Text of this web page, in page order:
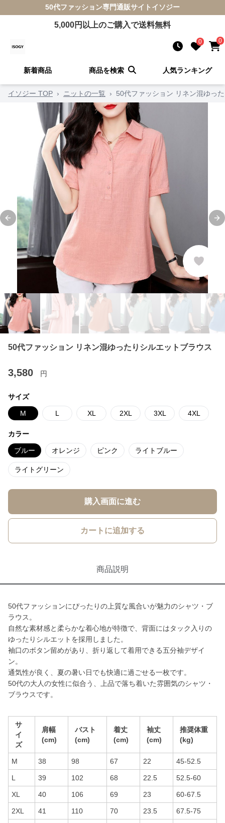
50代ファッション専門通販サイト イソジー
5,000円以上のご購入で送料無料
0 0
新着商品 商品を検索 人気ランキング
イソジー TOP › ニットの一覧 › 50代ファッション リネン混ゆっ
Previous slide
50代ファッション リネン混ゆったりシルエットブラウス
3,580 円
サイズ
M L XL 2XL 3XL 4XL
カラー
ブルー オレンジ ピンク ライトブルー
ライトグリーン
購入画面に進む
カートに追加する
商品説明
50代ファッションにぴったりの上質な風合いが魅力のシャツ・ブ
ラウス。
自然な素材感と柔らかな着心地が特徴で、背面にはタック入りの
ゆったりシルエットを採用しました。
袖口のボタン留めがあり、折り返して着用できる五分袖デザイ
ン。
通気性が良く、夏の暑い日でも快適に過ごせる一枚です。
50代の大人の女性に似合う、上品で落ち着いた雰囲気のシャツ・
ブラウスです。
サ
イ
ズ
肩幅
(cm)
バスト
(cm)
着丈
(cm)
袖丈
(cm)
推奨体重
(kg)
M 38 98 67 22 45-52.5
L 39 102 68 22.5 52.5-60
XL 40 106 69 23 60-67.5
2XL 41 110 70 23.5 67.5-75